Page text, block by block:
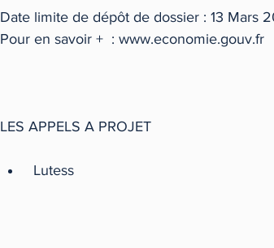
Date limite de dépôt de dossier : 13 Mars
Pour en savoir +  : www.economie.gouv.fr
LES APPELS A PROJET
Lutess